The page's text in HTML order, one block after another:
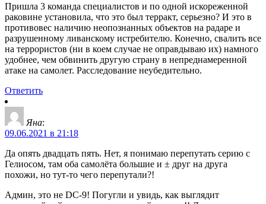
Пришла 3 команда специалистов и по одной искореженной
раковине установила, что это был терракт, серьезно? И это в
противовес наличию неопознанных объектов на радаре и
разрушенному ливанскому истребителю. Конечно, свалить все
на террористов (ни в коем случае не оправдываю их) намного
удобнее, чем обвинить другую страну в непреднамеренной
атаке на самолет. Расследование неубедительно.
Ответить
Яна:
09.06.2021 в 21:18
Да опять двадцать пять. Нет, я понимаю перепутать серию с
Гелиосом, там оба самолёта большие и ± друг на друга
похожи, но тут-то чего перепутали?!
Админ, это не DC-9! Погугли и увидь, как выглядит